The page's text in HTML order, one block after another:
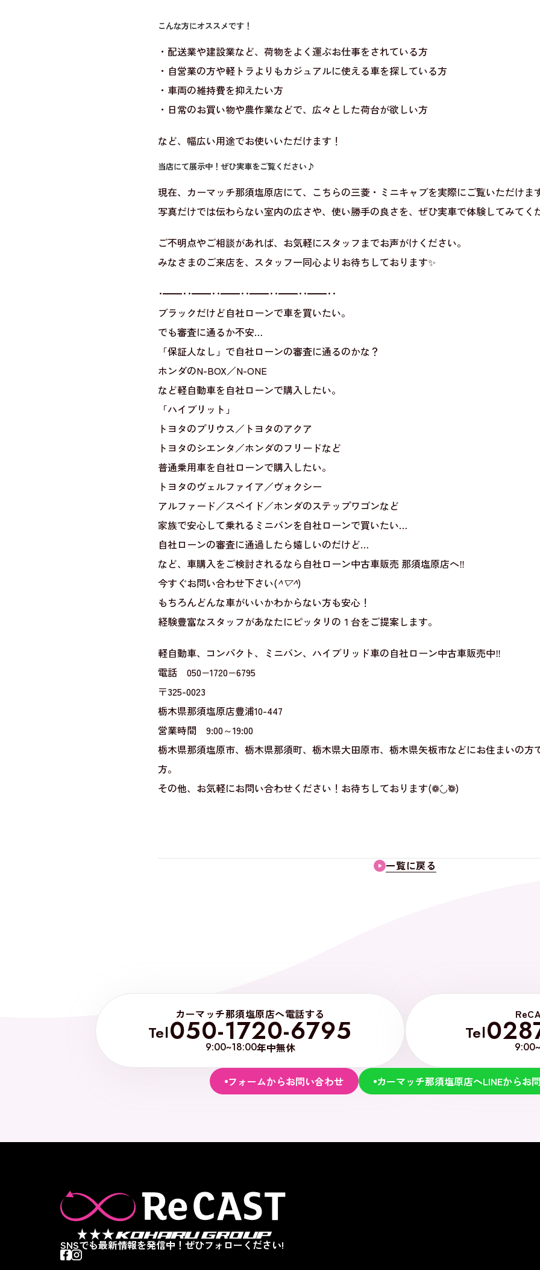
こんな方にオススメです！
・配送業や建設業など、荷物をよく運ぶお仕事をされている方
・自営業の方や軽トラよりもカジュアルに使える車を探している方
・車両の維持費を抑えたい方
・日常のお買い物や農作業などで、広々とした荷台が欲しい方
など、幅広い用途でお使いいただけます！
当店にて展示中！ぜひ実車をご覧ください♪
現在、カーマッチ那須塩原店にて、こちらの三菱・ミニキャブを実際にご覧いただけま
写真だけでは伝わらない室内の広さや、使い勝手の良さを、ぜひ実車で体験してみてく
ご不明点やご相談があれば、お気軽にスタッフまでお声がけください。
みなさまのご来店を、スタッフ一同心よりお待ちしております✨
･━━･･━━･･━━･･━━･･━━･･━━･･
ブラックだけど自社ローンで車を買いたい。
でも審査に通るか不安…
「保証人なし」で自社ローンの審査に通るのかな？
ホンダのN-BOX／N-ONE
など軽自動車を自社ローンで購入したい。
「ハイブリット」
トヨタのプリウス／トヨタのアクア
トヨタのシエンタ／ホンダのフリードなど
普通乗用車を自社ローンで購入したい。
トヨタのヴェルファイア／ヴォクシー
アルファード／スペイド／ホンダのステップワゴンなど
家族で安心して乗れるミニバンを自社ローンで買いたい…
自社ローンの審査に通過したら嬉しいのだけど…
など、車購入をご検討されるなら自社ローン中古車販売 那須塩原店へ‼
今すぐお問い合わせ下さい(^▽^)
もちろんどんな車がいいかわからない方も安心！
経験豊富なスタッフがあなたにピッタリの１台をご提案します。
軽自動車、コンパクト、ミニバン、ハイブリッド車の自社ローン中古車販売中‼
電話 050−1720−6795
〒325-0023
栃木県那須塩原店豊浦10-447
営業時間 9:00～19:00
栃木県那須塩原市、栃木県那須町、栃木県大田原市、栃木県矢板市などにお住まいの方
方。
その他、お気軽にお問い合わせください！お待ちしております(❁´◡`❁)
一覧に戻る
カーマッチ那須塩原店へ電話する
Tel050-1720-6795
9:00~18:00年中無休
Tel
フォームからお問い合わせ カーマッチ那須塩原店へLINEからお
SNSでも最新情報を発信中！ぜひフォローください!